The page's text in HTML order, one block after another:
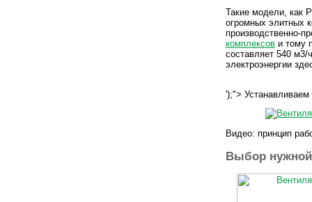
Такие модели, как
огромных элитных
производственно-
комплексов и тому
составляет 540
электроэнергии
');"> Устанавливаем
Видео: принцип
Выбор нужной